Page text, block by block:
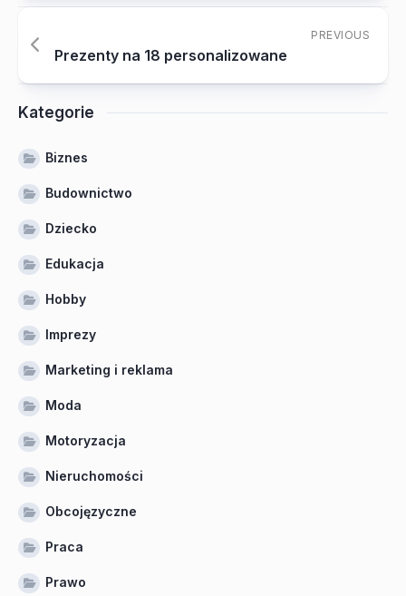
PREVIOUS
Prezenty na 18 personalizowane
Kategorie
Biznes
Budownictwo
Dziecko
Edukacja
Hobby
Imprezy
Marketing i reklama
Moda
Motoryzacja
Nieruchomości
Obcojęzyczne
Praca
Prawo